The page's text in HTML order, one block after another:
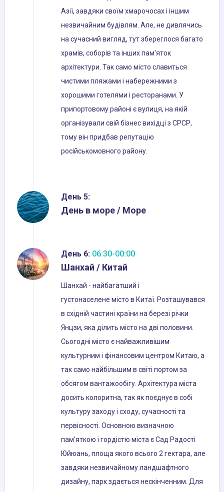
Азії, завдяки своїм хмарочосах і іншим
незвичайним будівлям. Але, не дивлячись
на сучасний вигляд, тут збереглося багато
храмів, соборів та інших пам'яток
архітектури. Так само місто славиться
чистими пляжами і набережними з
хорошими готелями і ресторанами. У
припортовому районі є вулиця, на якій
організували свій бізнес вихідці з СРСР,
тому він придбав репутацію
російськомовного району.
День 5:
День в море / Море
День 6: 06:30-00:00
Шанхай / Китай
Шанхай - найбагатший і
густонаселене місто в Китаї. Розташувався
в східній частині країни на березі річки
Янцзи, яка ділить місто на дві половини.
Сьогодні місто є найважливішим
культурним і фінансовим центром Китаю, а
так само найбільшим в світі портом за
обсягом вантажообігу. Архітектура міста
досить колоритна, так як поєднує в собі
культуру заходу і сходу, сучасності та
первісності. Основною визначною
пам'яткою і гордістю міста є Сад Радості
Юйюань, площа якого всього 2 гектара, але
завдяки незвичайному ландшафтного
дизайну, парк здається нескінченним. Для